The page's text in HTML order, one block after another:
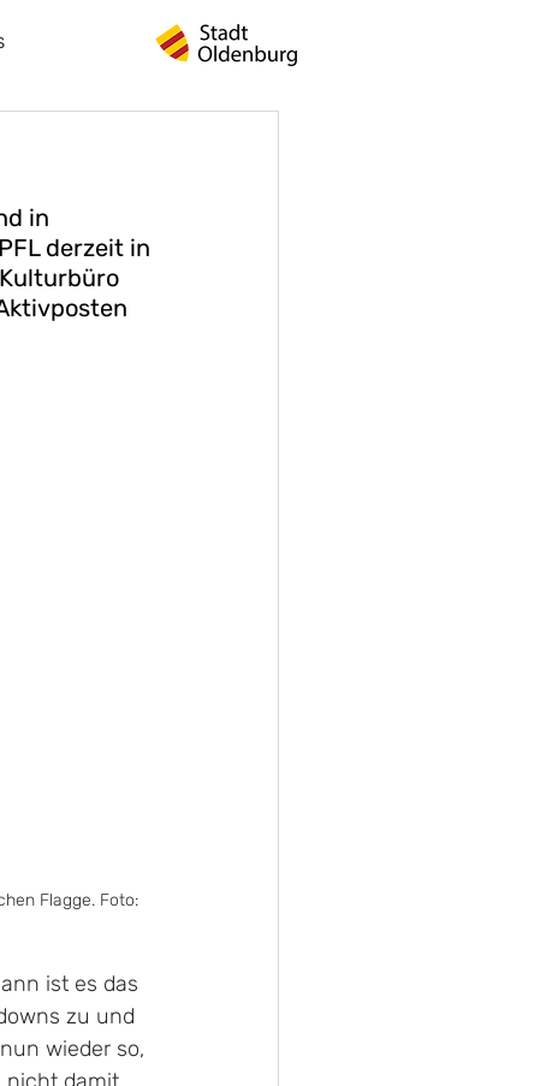
in
derzeit in
Flagge. Foto:
ist es das
zu und
wieder so,